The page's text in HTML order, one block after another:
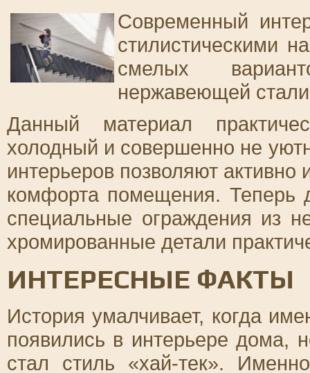
Современный
стилистическими
смелых
нержавеющей
Данный материал
холодный и совершенно не
интерьеров позволяют активно
комфорта помещения. Теперь
специальные ограждения из
хромированные детали
ИНТЕРЕСНЫЕ ФАКТЫ
История умалчивает, когда
появились в интерьере дома,
стал стиль «хай-тек».